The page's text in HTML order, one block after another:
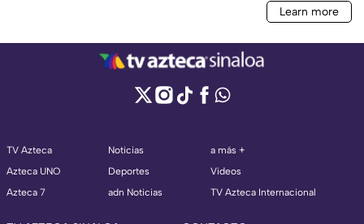
TV Azteca
Azteca UNO
Azteca 7
Noticias
Deportes
adn Noticias
a más +
Videos
TV Azteca Internacional